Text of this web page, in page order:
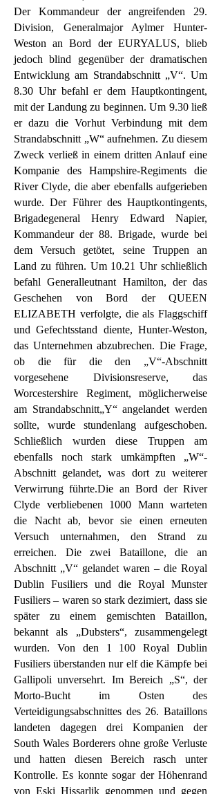
Der Kommandeur der angreifenden 29.
Division, Generalmajor Aylmer Hunter-
Weston an Bord der EURYALUS, blieb
jedoch blind gegenüber der dramatischen
Entwicklung am Strandabschnitt „V“. Um
8.30 Uhr befahl er dem Hauptkontingent,
mit der Landung zu beginnen. Um 9.30 ließ
er dazu die Vorhut Verbindung mit dem
Strandabschnitt „W“ aufnehmen. Zu diesem
Zweck verließ in einem dritten Anlauf eine
Kompanie des Hampshire-Regiments die
River Clyde, die aber ebenfalls aufgerieben
wurde. Der Führer des Hauptkontingents,
Brigadegeneral Henry Edward Napier,
Kommandeur der 88. Brigade, wurde bei
dem Versuch getötet, seine Truppen an
Land zu führen. Um 10.21 Uhr schließlich
befahl Generalleutnant Hamilton, der das
Geschehen von Bord der QUEEN
ELIZABETH verfolgte, die als Flaggschiff
und Gefechtsstand diente, Hunter-Weston,
das Unternehmen abzubrechen. Die Frage,
ob die für die den „V“-Abschnitt
vorgesehene Divisionsreserve, das
Worcestershire Regiment, möglicherweise
am Strandabschnitt„Y“ angelandet werden
sollte, wurde stundenlang aufgeschoben.
Schließlich wurden diese Truppen am
ebenfalls noch stark umkämpften „W“-
Abschnitt gelandet, was dort zu weiterer
Verwirrung führte.Die an Bord der River
Clyde verbliebenen 1000 Mann warteten
die Nacht ab, bevor sie einen erneuten
Versuch unternahmen, den Strand zu
erreichen. Die zwei Bataillone, die an
Abschnitt „V“ gelandet waren – die Royal
Dublin Fusiliers und die Royal Munster
Fusiliers – waren so stark dezimiert, dass sie
später zu einem gemischten Bataillon,
bekannt als „Dubsters“, zusammengelegt
wurden. Von den 1 100 Royal Dublin
Fusiliers überstanden nur elf die Kämpfe bei
Gallipoli unversehrt. Im Bereich „S“, der
Morto-Bucht im Osten des
Verteidigungsabschnittes des 26. Bataillons
landeten dagegen drei Kompanien der
South Wales Borderers ohne große Verluste
und hatten diesen Bereich rasch unter
Kontrolle. Es konnte sogar der Höhenrand
von Eski Hissarlik genommen und gegen